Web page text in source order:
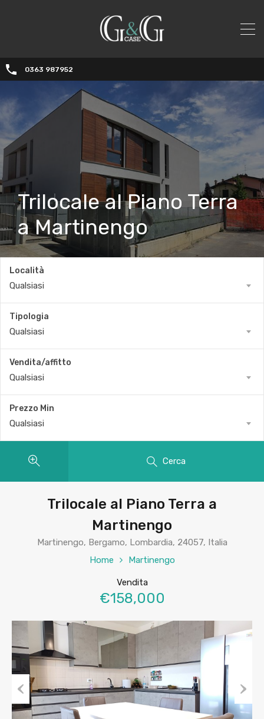
0363 987952
Trilocale al Piano Terra
a Martinengo
Località
Qualsiasi
Tipologia
Qualsiasi
Vendita/affitto
Qualsiasi
Prezzo Min
Qualsiasi
Cerca
Trilocale al Piano Terra a
Martinengo
Martinengo, Bergamo, Lombardia, 24057, Italia
Home
Martinengo
Vendita
€158,000
Previous Next